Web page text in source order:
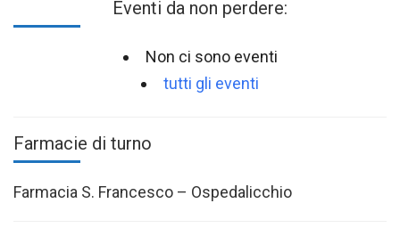
Eventi da non perdere:
Non ci sono eventi
tutti gli eventi
Farmacie di turno
Farmacia S. Francesco – Ospedalicchio